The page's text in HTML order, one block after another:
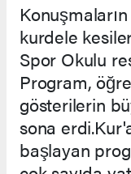
kurdele
Spor Okulu
Program,
gösterilerin
sona
başlayan